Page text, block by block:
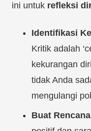
ini untuk refleksi
Identifikasi
Kritik adalah
kekurangan
tidak Anda
mengulangi
Buat